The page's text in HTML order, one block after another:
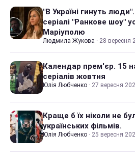
"В Україні гинуть
серіалі "Ранкове шоу"
Маріуполю
Людмила Жукова · 28 вересня
Календар прем'єр. 15
серіалів жовтня
Юлія Любченко · 27 вересня
Краще б їх ніколи не
українських фільмів.
Юлія Любченко · 25 вересня